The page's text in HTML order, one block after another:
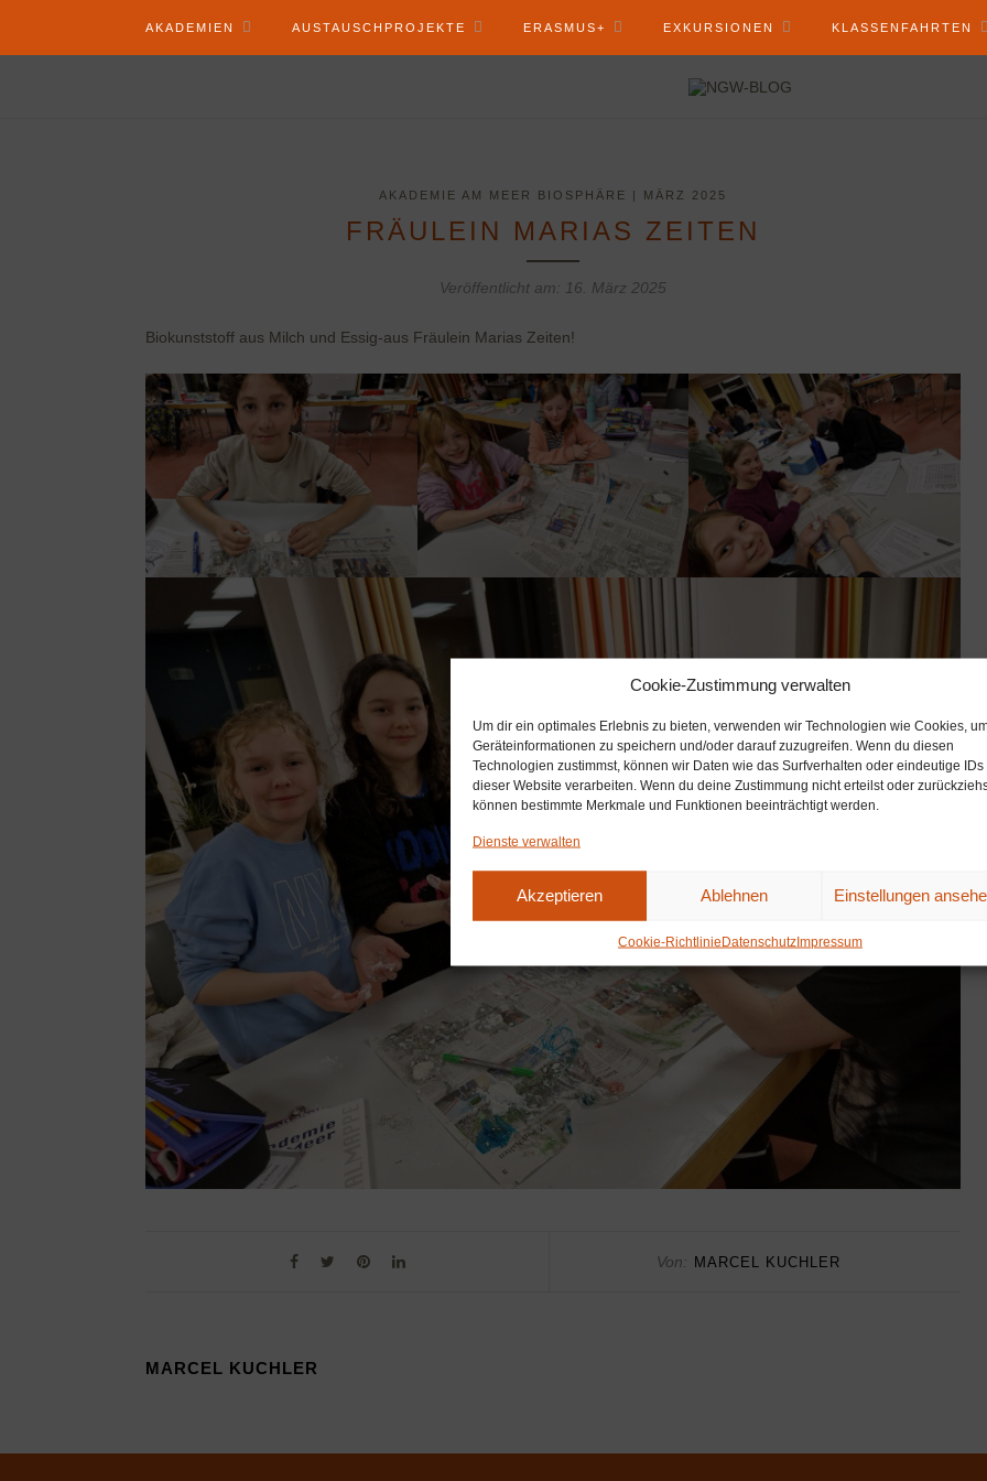
Cookie-Zustimmung verwalten
Um dir ein optimales Erlebnis zu bieten, verwenden wir Technologien wie Cookies,
Geräteinformationen zu speichern und/oder darauf zuzugreifen. Wenn du diesen
Technologien zustimmst, können wir Daten wie das Surfverhalten oder eindeutige IDs
dieser Website verarbeiten. Wenn du deine Zustimmung nicht erteilst oder
können bestimmte Merkmale und Funktionen beeinträchtigt werden.
Dienste verwalten
Akzeptieren Ablehnen Einstellungen
Cookie-RichtlinieDatenschutzImpressum
AKADEMIEN AUSTAUSCHPROJEKTE ERASMUS+ EXKURSIONEN KLASSENFAHRTEN
AKADEMIE AM MEER BIOSPHÄRE | MÄRZ 2025
FRÄULEIN MARIAS ZEITEN
Veröffentlicht am: 16. März 2025
Biokunststoff aus Milch und Essig-aus Fräulein Marias Zeiten!
Von: MARCEL KUCHLER
MARCEL KUCHLER